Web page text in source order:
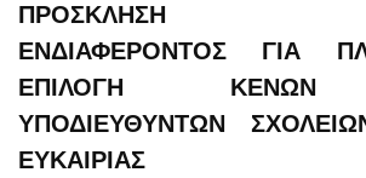
ΠΡΟΣΚΛΗΣΗ
ΕΝΔΙΑΦΕΡΟΝΤΟΣ ΓΙΑ
ΕΠΙΛΟΓΗ ΚΕΝΩΝ
ΥΠΟΔΙΕΥΘΥΝΤΩΝ
ΕΥΚΑΙΡΙΑΣ